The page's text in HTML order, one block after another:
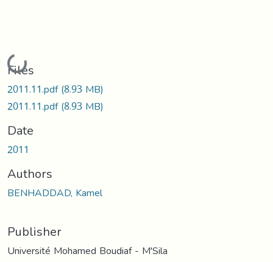
Loading...
Files
2011.11.pdf(8.93 MB)
2011.11.pdf(8.93 MB)
Date
2011
Authors
BENHADDAD, Kamel
Publisher
Université Mohamed Boudiaf - M'Sila